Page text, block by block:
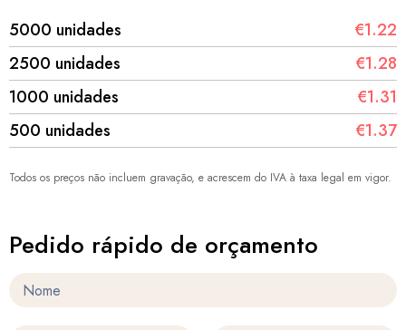
5000 unidades
€1.22
2500 unidades
€1.28
1000 unidades
€1.31
500 unidades
€1.37
Todos os preços não incluem gravação, e acrescem do IVA à taxa legal em vigor.
Pedido rápido de orçamento